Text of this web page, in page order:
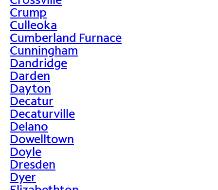
Crump
Culleoka
Cumberland Furnace
Cunningham
Dandridge
Darden
Dayton
Decatur
Decaturville
Delano
Dowelltown
Doyle
Dresden
Dyer